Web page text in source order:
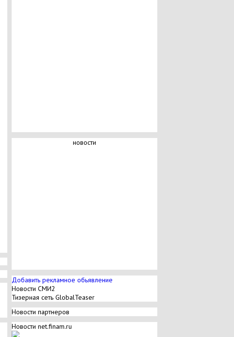
новости
Добавить рекламное обьявление
Новости СМИ2
Тизерная сеть GlobalTeaser
Новости партнеров
Новости net.finam.ru